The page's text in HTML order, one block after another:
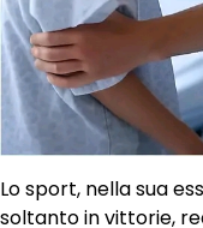
Lo sport, nella sua
soltanto in vittorie,